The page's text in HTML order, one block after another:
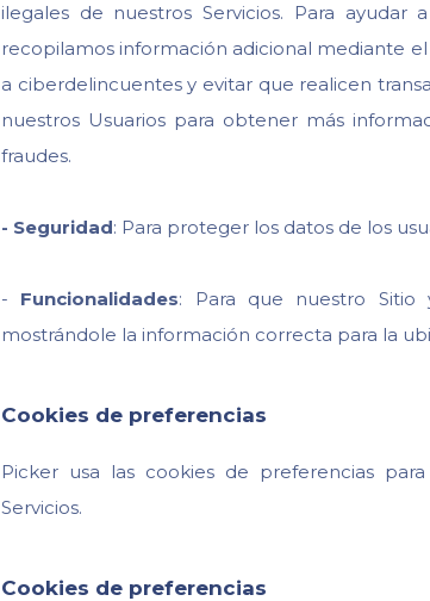
ilegales de nuestros Servicios. Para
recopilamos información adicional mediante
a ciberdelincuentes y evitar que realicen
nuestros Usuarios para obtener más
fraudes.
- Seguridad: Para proteger los datos de los
- Funcionalidades: Para que nuestro Sitio
mostrándole la información correcta para la
Cookies de preferencias
Picker usa las cookies de preferencias
Servicios.
Cookies de preferencias